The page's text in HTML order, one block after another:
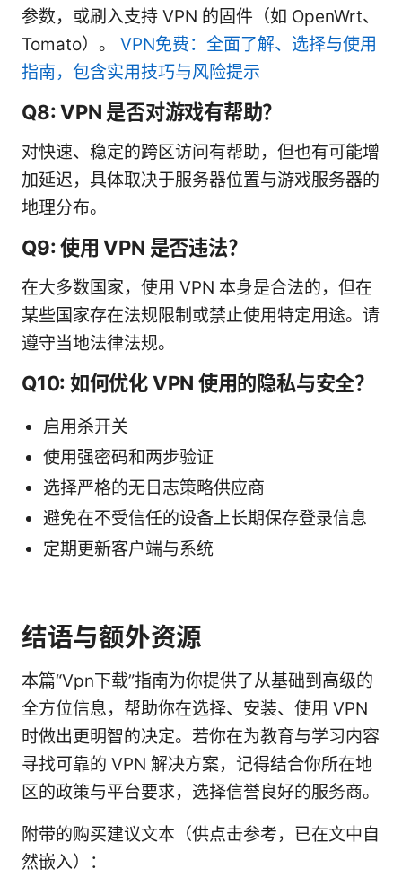
参数，或刷入支持 VPN 的固件（如 OpenWrt、
Tomato）。 VPN免费：全面了解、选择与使用
指南，包含实用技巧与风险提示
Q8: VPN 是否对游戏有帮助？
对快速、稳定的跨区访问有帮助，但也有可能增
加延迟，具体取决于服务器位置与游戏服务器的
地理分布。
Q9: 使用 VPN 是否违法？
在大多数国家，使用 VPN 本身是合法的，但在
某些国家存在法规限制或禁止使用特定用途。请
遵守当地法律法规。
Q10: 如何优化 VPN 使用的隐私与安全？
启用杀开关
使用强密码和两步验证
选择严格的无日志策略供应商
避免在不受信任的设备上长期保存登录信息
定期更新客户端与系统
结语与额外资源
本篇“Vpn下载”指南为你提供了从基础到高级的
全方位信息，帮助你在选择、安装、使用 VPN
时做出更明智的决定。若你在为教育与学习内容
寻找可靠的 VPN 解决方案，记得结合你所在地
区的政策与平台要求，选择信誉良好的服务商。
附带的购买建议文本（供点击参考，已在文中自
然嵌入）：